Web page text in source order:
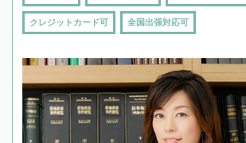
クレジットカード可 全国出張対応可